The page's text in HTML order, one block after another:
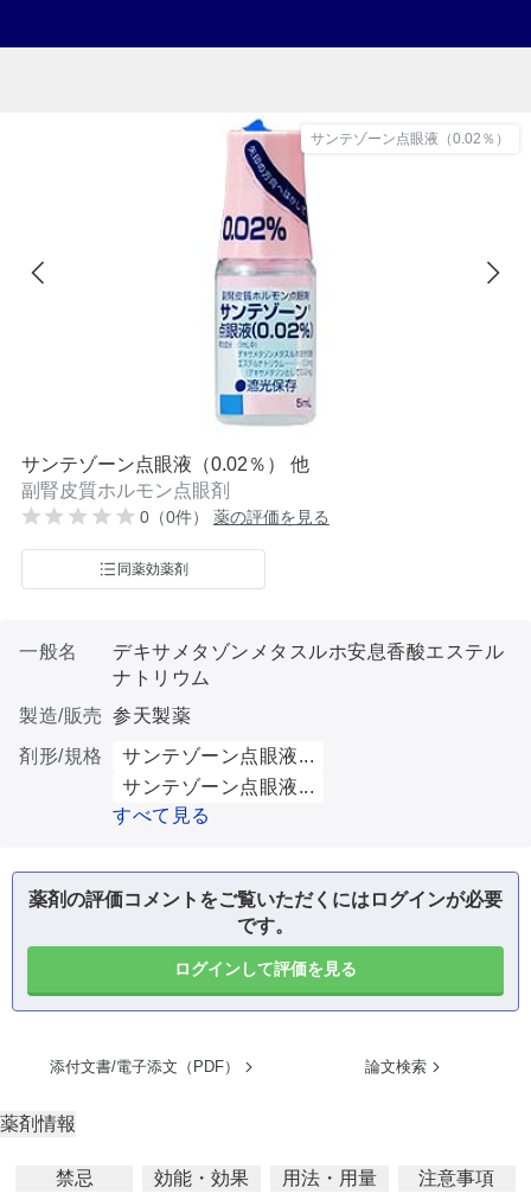
サンテゾーン点眼液（0.02％）
サンテゾーン点眼液（0.02％） 他
副腎皮質ホルモン点眼剤
0（0件） 薬の評価を見る
同薬効薬剤
一般名
デキサメタゾンメタスルホ安息香酸エステル
ナトリウム
製造/販売 参天製薬
剤形/規格
サンテゾーン点眼液...
サンテゾーン点眼液...
すべて見る
薬剤の評価コメントをご覧いただくにはログインが必要
です。
ログインして評価を見る
添付文書/電子添文（PDF） 論文検索
薬剤情報
禁忌 効能・効果 用法・用量
注意事項